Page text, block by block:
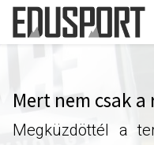
Mert nem csak
Megküzdöttél a